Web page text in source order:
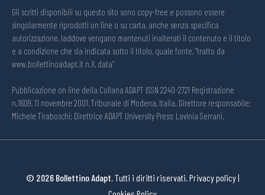
Gli scritti disponibili su questo sito sono copy-free e possono essere
singolarmente riprodotti on line o su carta, anche senza specifica
autorizzazione, laddove vengano mantenuti inalterati il contenuto e il titolo
e a condizione che sia indicata sotto il titolo, quale fonte, “tratto da
www.bollettinoadapt.it n.X, data“
Pubblicazione on line della Collana ADAPT ISSN 2240-2721 Registrazione
n.1609, 11 novembre 2001, Tribunale di Modena, Italia. Direttore responsabile:
Michele Tiraboschi; Direttrice ADAPT University Press: Lavinia Serrani.
© 2026 Bollettino Adapt.Tutti i diritti riservati.Privacy policy|